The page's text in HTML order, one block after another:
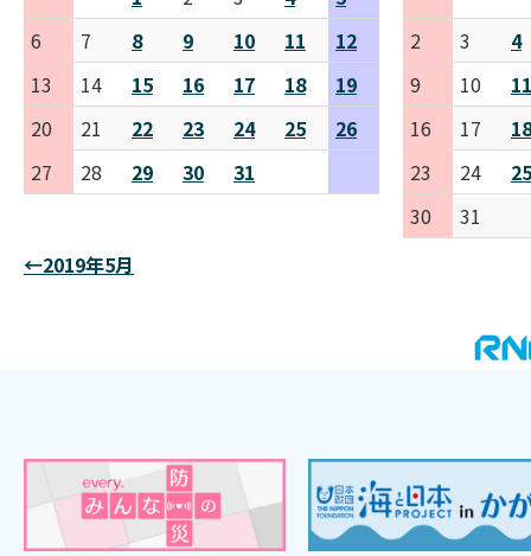
6
7 8 9 10 11
12
13
14 15 16 17 18
19
20
21 22 23 24 25
26
27
28 29 30 31
2 3
4
9
10
11
16
17
18
23
24
25
30
31
←2019年5月